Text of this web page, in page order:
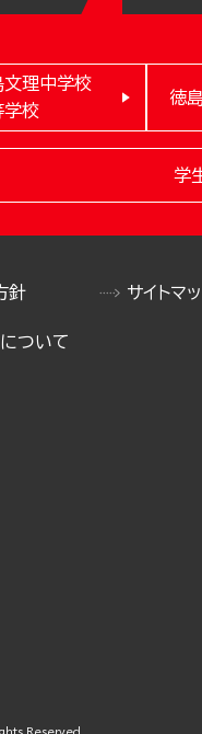
文理中学校
学校
徳
学
針
ついて
サイトマ